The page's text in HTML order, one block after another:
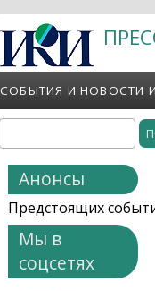
СОБЫТИЯ И НОВОСТИ
Форма поиска
Анонсы
Предстоящих
Мы в
соцсетях